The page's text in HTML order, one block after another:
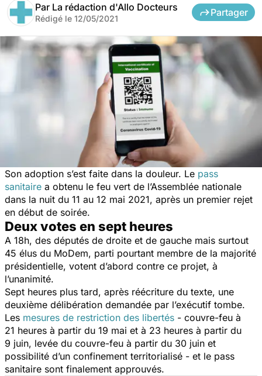
Par La rédaction d'Allo Docteurs
Rédigé le 12/05/2021
Partager
Son adoption s’est faite dans la douleur. Le pass
sanitaire a obtenu le feu vert de l’Assemblée nationale
dans la nuit du 11 au 12 mai 2021, après un premier rejet
en début de soirée.
Deux votes en sept heures
A 18h, des députés de droite et de gauche mais surtout
45 élus du MoDem, parti pourtant membre de la majorité
présidentielle, votent d’abord contre ce projet, à
l’unanimité.
Sept heures plus tard, après réécriture du texte, une
deuxième délibération demandée par l’exécutif tombe.
Les mesures de restriction des libertés - couvre-feu à
21 heures à partir du 19 mai et à 23 heures à partir du
9 juin, levée du couvre-feu à partir du 30 juin et
possibilité d’un confinement territorialisé - et le pass
sanitaire sont finalement approuvés.